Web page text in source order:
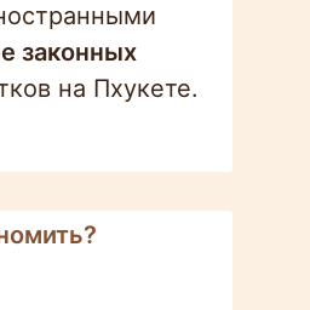
законных
на Пхукете.